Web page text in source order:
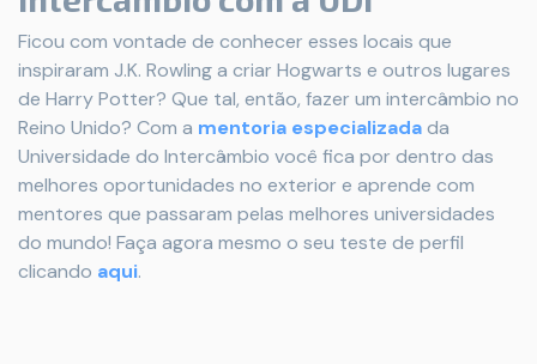
Ficou com vontade de conhecer esses locais que
inspiraram J.K. Rowling a criar Hogwarts e outros lugares
de Harry Potter? Que tal, então, fazer um intercâmbio no
Reino Unido? Com a mentoria especializadada
Universidade do Intercâmbio você fica por dentro das
melhores oportunidades no exterior e aprende com
mentores que passaram pelas melhores universidades
do mundo! Faça agora mesmo o seu teste de perfil
clicando aqui.